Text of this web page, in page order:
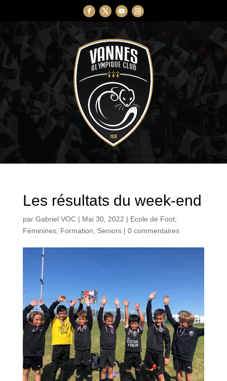
Les résultats du week-end
par Gabriel VOC| Mai 30, 2022 | Ecole de Foot,
Féminines, Formation, Seniors| 0 commentaires